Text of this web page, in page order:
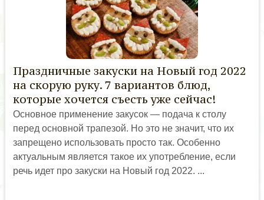
Праздничные закуски на Новый год 2022
на скорую руку. 7 вариантов блюд,
которые хочется съесть уже сейчас!
Основное применение закусок — подача к столу
перед основной трапезой. Но это не значит, что их
запрещено использовать просто так. Особенно
актуальным является такое их употребление, если
речь идет про закуски на Новый год 2022. ...